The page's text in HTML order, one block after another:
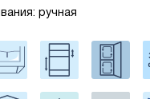
ручная